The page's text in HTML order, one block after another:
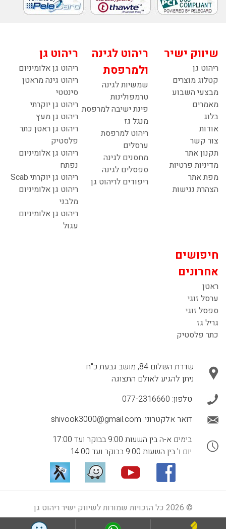
שיווק ישיר
ריהוט גן
קטלוג מוצרים
מבצעי השבוע
מאמרים
בלוג
אודות
צור קשר
תקנון אתר
מדיניות פרטיות
מפת אתר
הצהרת נגישות
ריהוט לגינה
ולמרפסת
שמשיות לגינה
טרמפולינות
פינת ישיבה למרפסת
מנגל גז
ריהוט למרפסת
ערסלים
מחסנים לגינה
ספסלים לגינה
ריפודים לריהוט גן
ריהוט גן
ריהוט גן אלומיניום
ריהוט גינה מראטן
סינטטי
ריהוט גן יוקרתי
ריהוט גן מעץ
ריהוט גן ראטן כתר
פלסטיק
ריהוט גן אלומיניום
נפתח
ריהוט גן יוקרתי Scab
ריהוט גן אלומיניום
מלבני
ריהוט גן אלומיניום
עגול
חיפושים
אחרונים
ראטן
ערסל זוגי
ספסל זוגי
גריל גז
כתר פלסטיק
שדרת השלום 84, מושב גבעת כ"ח
ניתן להגיע לאולם התצוגה
טלפון: 077-2316660
דואר אלקטרוני: shivook3000@gmail.com
בימים א-ה בין השעות 9:00 בבוקר ועד 17:00
יום ו' בין השעות 9:00 בבוקר ועד 14:00
© 2026 כל הזכויות שמורות לשיווק ישיר ריהוט גן